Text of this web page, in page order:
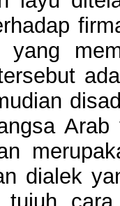
dialek